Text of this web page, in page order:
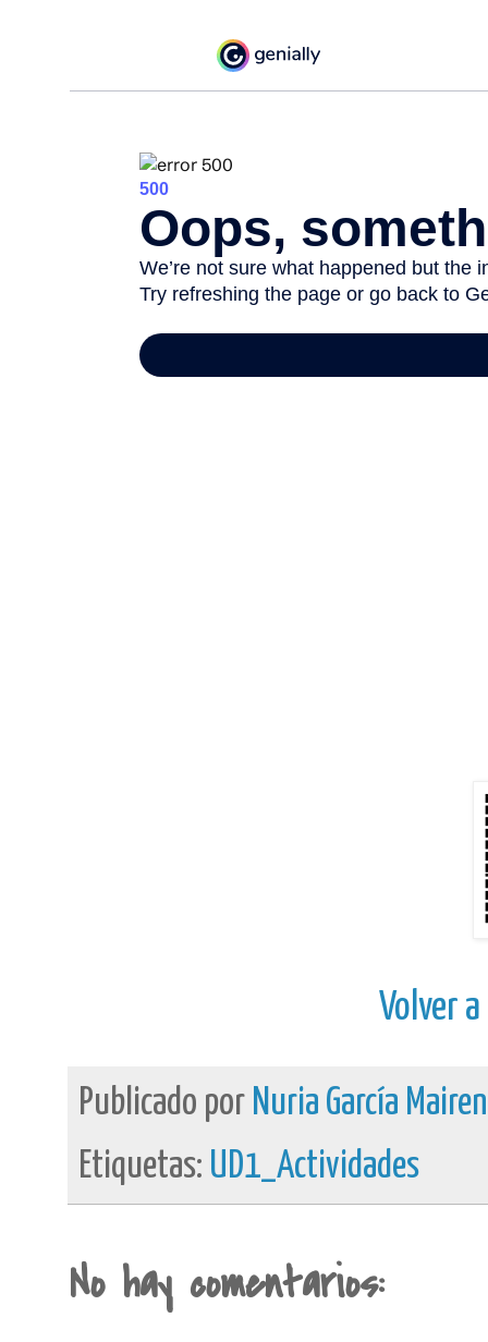
Volver
Publicado por Nuria García
Etiquetas: UD1_Actividades
No hay comentarios: